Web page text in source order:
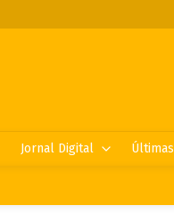
Jornal Digital Últimas